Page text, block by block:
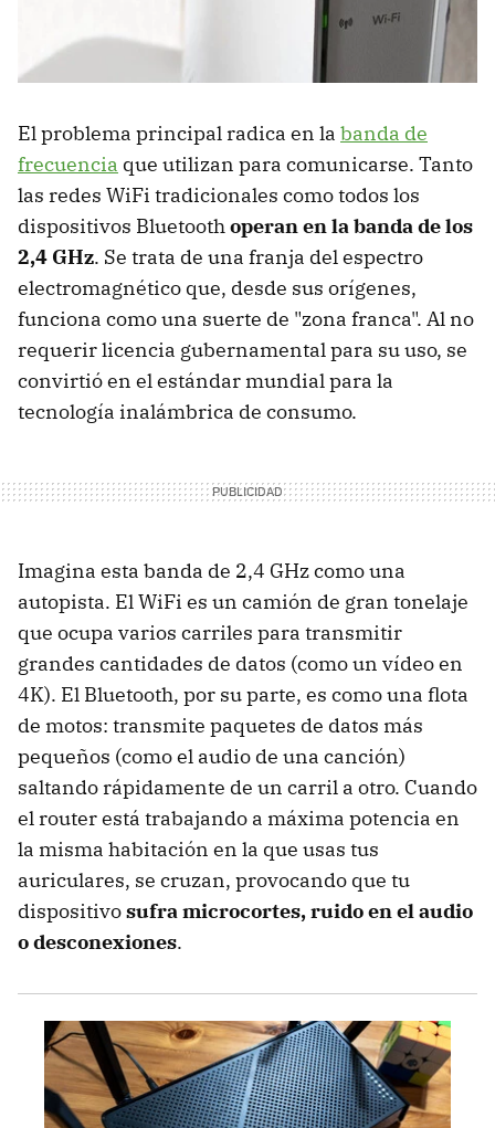
El problema principal radica en la banda de
frecuencia que utilizan para comunicarse. Tanto
las redes WiFi tradicionales como todos los
dispositivos Bluetoothoperan en la banda de los
2,4 GHz. Se trata de una franja del espectro
electromagnético que, desde sus orígenes,
funciona como una suerte de "zona franca". Al no
requerir licencia gubernamental para su uso, se
convirtió en el estándar mundial para la
tecnología inalámbrica de consumo.
Imagina esta banda de 2,4 GHz como una
autopista. El WiFi es un camión de gran tonelaje
que ocupa varios carriles para transmitir
grandes cantidades de datos (como un vídeo en
4K). El Bluetooth, por su parte, es como una flota
de motos: transmite paquetes de datos más
pequeños (como el audio de una canción)
saltando rápidamente de un carril a otro. Cuando
el router está trabajando a máxima potencia en
la misma habitación en la que usas tus
auriculares, se cruzan, provocando que tu
dispositivosufra microcortes, ruido en el audio
o desconexiones.